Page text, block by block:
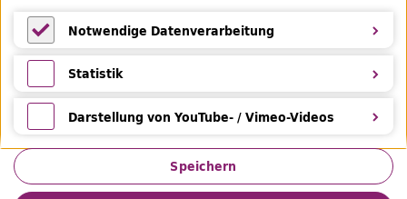
10178 Berlin
Notwendige Datenverarbeitung
Notwendige Datenverarbeitung
Statistik
StatistikDarstellung von YouTube- / Vimeo-Videos
Darstellung von YouTube- / Vimeo-Videos
Speichern